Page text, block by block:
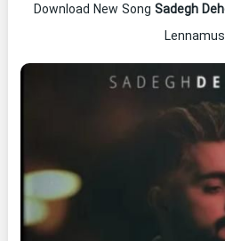
Download New Song Sadegh